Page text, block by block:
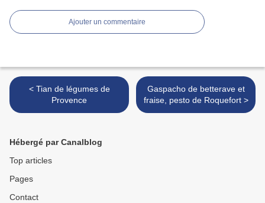
Ajouter un commentaire
< Tian de légumes de
Provence
Gaspacho de betterave et
fraise, pesto de Roquefort >
Hébergé par Canalblog
Top articles
Pages
Contact